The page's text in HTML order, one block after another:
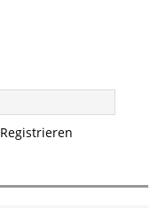
Registrieren